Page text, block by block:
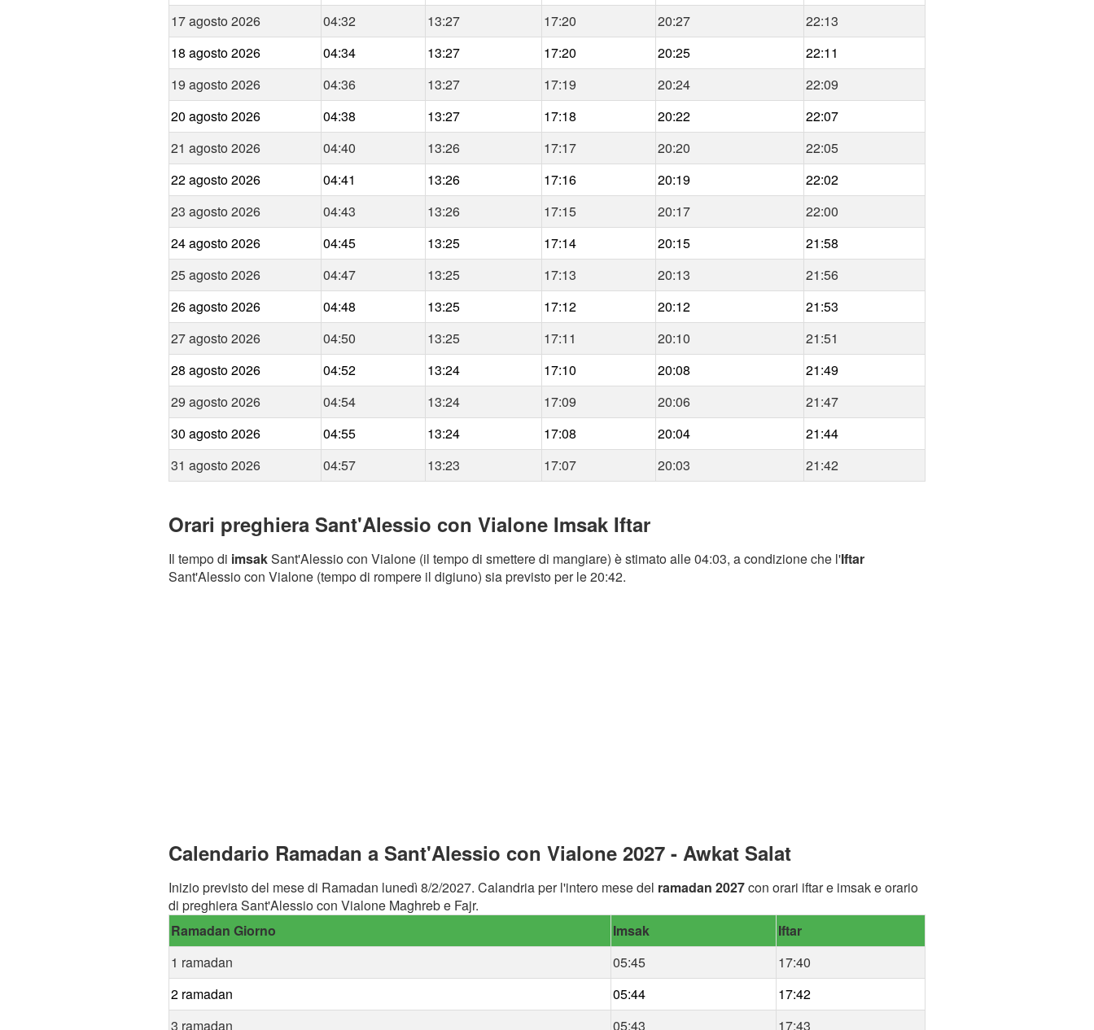
17 agosto 2026
04:32 13:27 17:20 20:27
22:13
18 agosto 2026
04:34 13:27 17:20 20:25
22:11
19 agosto 2026
04:36 13:27 17:19 20:24
22:09
20 agosto 2026
04:38 13:27 17:18 20:22
22:07
21 agosto 2026
04:40 13:26 17:17 20:20
22:05
22 agosto 2026
04:41 13:26 17:16 20:19
22:02
23 agosto 2026
04:43 13:26 17:15 20:17
22:00
24 agosto 2026
04:45 13:25 17:14 20:15
21:58
25 agosto 2026
04:47 13:25 17:13 20:13
21:56
26 agosto 2026
04:48 13:25 17:12 20:12
21:53
27 agosto 2026
04:50 13:25 17:11 20:10
21:51
28 agosto 2026
04:52 13:24 17:10 20:08
21:49
29 agosto 2026
04:54 13:24 17:09 20:06
21:47
30 agosto 2026
04:55 13:24 17:08 20:04
21:44
31 agosto 2026
04:57 13:23 17:07 20:03 21:42
Orari preghiera Sant'Alessio con Vialone Imsak Iftar
Il tempo di imsakSant'Alessio con Vialone (il tempo di smettere di mangiare) è stimato alle 04:03, a condizione che l'Iftar
Sant'Alessio con Vialone (tempo di rompere il digiuno) sia previsto per le 20:42.
Calendario Ramadan a Sant'Alessio con Vialone 2027 - Awkat Salat
Inizio previsto del mese di Ramadan lunedì 8/2/2027. Calandria per l'intero mese del ramadan 2027con orari iftar e imsak e orario
di preghiera Sant'Alessio con Vialone Maghreb e Fajr.
Ramadan Giorno
Imsak
Iftar
1 ramadan
05:45
17:40
2 ramadan
05:44
17:42
3 ramadan
05:43 17:43